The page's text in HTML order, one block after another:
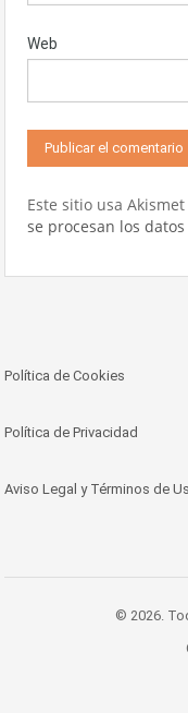
Web
Este sitio usa
se procesan los
Política de Cookies
Política de Privacidad
Aviso Legal y Términos de
© 2026.